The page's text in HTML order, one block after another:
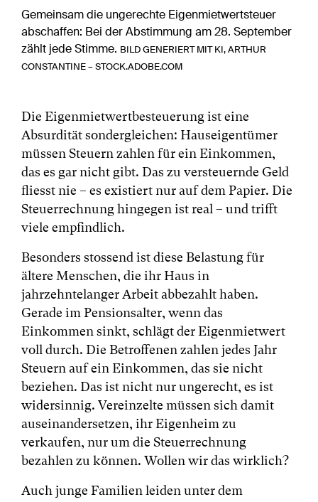
Gemeinsam die ungerechte Eigenmietwertsteuer
abschaffen: Bei der Abstimmung am 28. September
zählt jede Stimme. BILD GENERIERT MIT KI, ARTHUR
CONSTANTINE – STOCK.ADOBE.COM
Die Eigenmietwertbesteuerung ist eine
Absurdität sondergleichen: Hauseigentümer
müssen Steuern zahlen für ein Einkommen,
das es gar nicht gibt. Das zu versteuernde Geld
fliesst nie – es existiert nur auf dem Papier. Die
Steuerrechnung hingegen ist real – und trifft
viele empfindlich.
Besonders stossend ist diese Belastung für
ältere Menschen, die ihr Haus in
jahrzehntelanger Arbeit abbezahlt haben.
Gerade im Pensionsalter, wenn das
Einkommen sinkt, schlägt der Eigenmietwert
voll durch. Die Betroffenen zahlen jedes Jahr
Steuern auf ein Einkommen, das sie nicht
beziehen. Das ist nicht nur ungerecht, es ist
widersinnig. Vereinzelte müssen sich damit
auseinandersetzen, ihr Eigenheim zu
verkaufen, nur um die Steuerrechnung
bezahlen zu können. Wollen wir das wirklich?
Auch junge Familien leiden unter dem